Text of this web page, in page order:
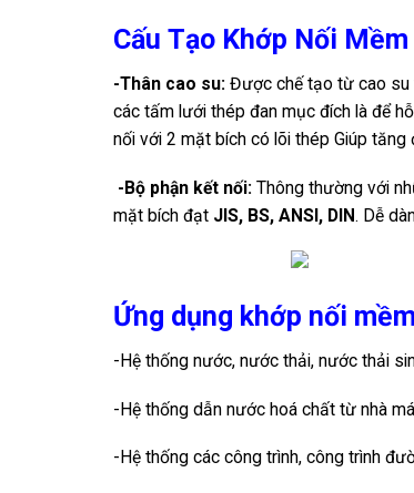
Cấu Tạo Khớp Nối
-Thân cao su: Được chế tạo từ cao su
các tấm lưới thép đan mục đích là để
nối với 2 mặt bích có lõi thép Giúp
-Bộ phận kết nối: Thông thường với
mặt bích đạt JIS, BS, ANSI, DIN. Dễ
Ứng dụng khớp nối
-Hệ thống nước, nước thải, nước thải
-Hệ thống dẫn nước hoá chất từ nhà
-Hệ thống các công trình, công trình